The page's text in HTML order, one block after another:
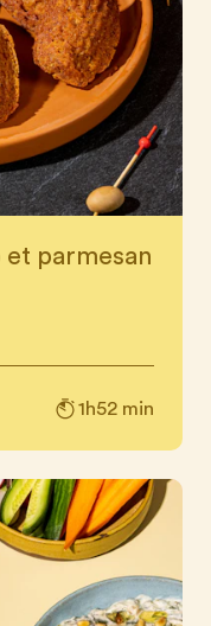
parmesan
1h52 min